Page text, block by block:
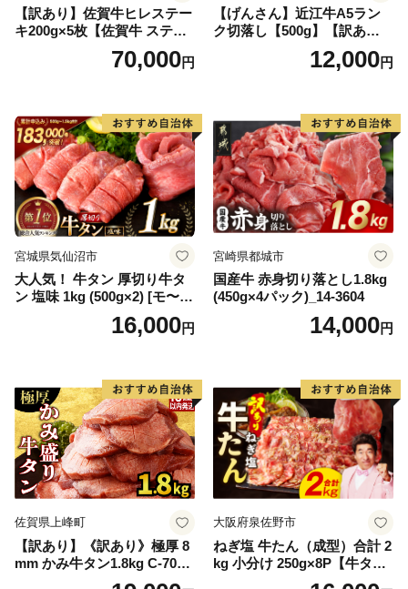
【訳あり】佐賀牛ヒレステー
キ200g×5枚【佐賀牛 ステー
キ ブランド肉 ヒレ肉 フィレ
肉 ジューシー ヘルシー】(H0
70,000円
【げんさん】近江牛A5ラン
ク切落し【500g】【訳あり】
12,000円
宮城県気仙沼市
大人気！ 牛タン 厚切り牛タ
ン 塩味 1kg (500g×2) [モ〜ラ
ンド 宮城県 気仙沼市 205646
60] 肉 牛肉 精肉 牛たん 牛タ
16,000円
宮崎県都城市
国産牛 赤身切り落とし1.8kg
(450g×4パック)_14-3604
14,000円
佐賀県上峰町
【訳あり】《訳あり》極厚 8
mm かみ牛タン1.8kg C-709-
大阪府泉佐野市
ねぎ塩 牛たん（成型）合計 2
kg 小分け 250g×8P【牛タン
牛肉 焼肉用 薄切り 訳あり サ